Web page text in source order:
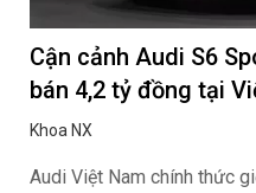
Cận cảnh Audi S6
bán 4,2 tỷ đồng tại
Khoa NX
Audi Việt Nam chính thức